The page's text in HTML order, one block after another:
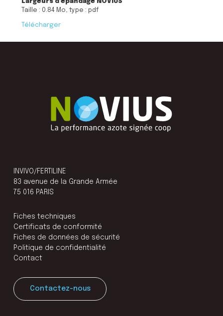
Taille : 0.84 Mo, type : pdf
Télécharger
INVIVO/FERTILINE
83 avenue de la Grande Armée
75 016 PARIS
Fiches techniques
Certificats de conformité
Fiches de données de sécurité
Politique de confidentialité
Contact
Contactez-nous